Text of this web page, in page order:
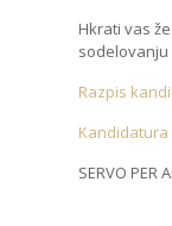
Hkrati vas
sodelovanju
Razpis
Kandidatura
SERVO PER